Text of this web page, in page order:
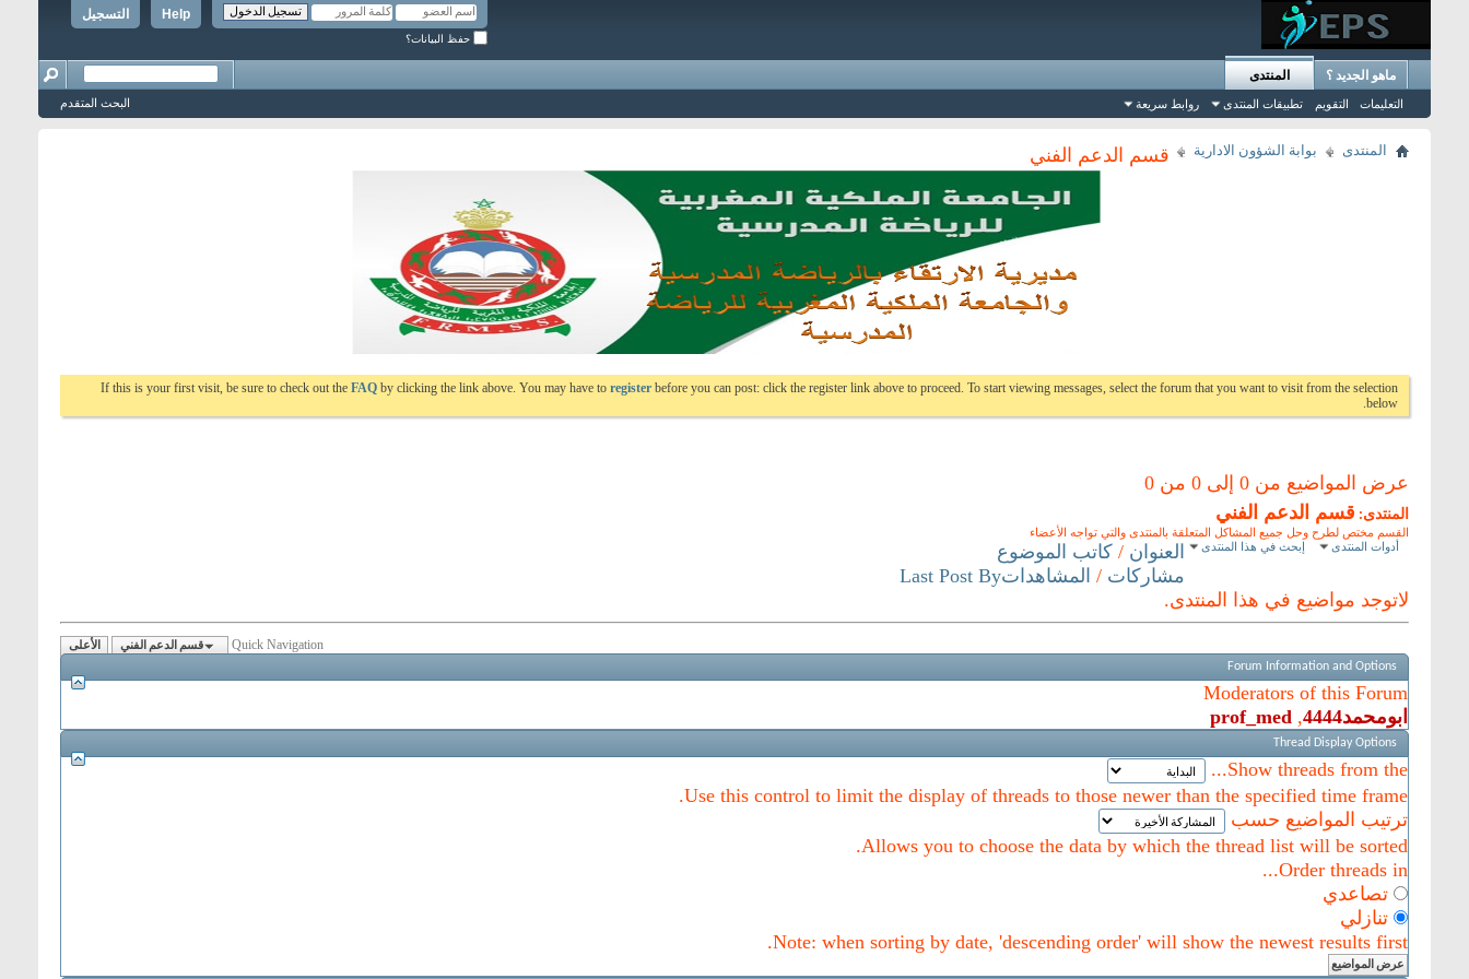
التسجيل Help
حفظ البيانات؟
ماهو الجديد ؟ المنتدى
التعليمات التقويم تطبيقات المنتدى روابط سريعة البحث المتقدم
المنتدى بوابة الشؤون الادارية قسم الدعم الفني
If this is your first visit, be sure to check out the FAQ by clicking the link above. You may have to register before you can post: click the register link above to proceed. To start viewing messages, select the forum that you want to visit from the selection
below.
عرض المواضيع من 0 إلى 0 من 0
المنتدى: قسم الدعم الفني
القسم مختص لطرح وحل جميع المشاكل المتعلقة بالمنتدى والتي تواجه الأعضاء
أدوات المنتدى
إبحث في هذا المنتدى العنوان / كاتب الموضوع
مشاركات / المشاهداتLast Post By
لاتوجد مواضيع في هذا المنتدى.
Quick Navigation قسم الدعم الفني الأعلى
Forum Information and Options
Moderators of this Forum
ابومحمد4444
,
prof_med
Thread Display Options
Show threads from the...
Use this control to limit the display of threads to those newer than the specified time frame.
ترتيب المواضيع حسب
Allows you to choose the data by which the thread list will be sorted.
Order threads in...
تصاعدي
تنازلي
Note: when sorting by date, 'descending order' will show the newest results first.